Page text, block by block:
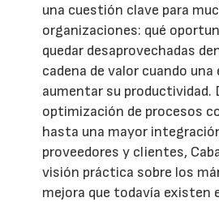
una cuestión clave para
organizaciones: qué
quedar desaprovechadas
cadena de valor cuando una
aumentar su productividad.
optimización de procesos
hasta una mayor
proveedores y clientes,
visión práctica sobre los
mejora que todavía existen